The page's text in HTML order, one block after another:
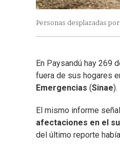
Personas desplazadas
En Paysandú hay 269
fuera de sus hogares
Emergencias (Sinae).
El mismo informe
afectaciones en el
del último reporte